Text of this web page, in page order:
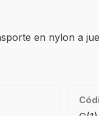
en nylon a